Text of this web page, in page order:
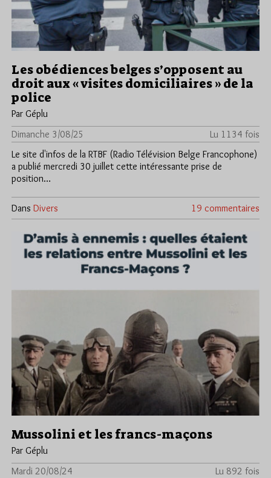
Les obédiences belges s’opposent au
droit aux « visites domiciliaires » de la
police
Par Géplu
Dimanche 3/08/25
Lu 1134 fois
Le site d'infos de la RTBF (Radio Télévision Belge Francophone)
a publié mercredi 30 juillet cette intéressante prise de
position…
Dans Divers 19 commentaires
Mussolini et les francs-maçons
Par Géplu
Mardi 20/08/24
Lu 892 fois